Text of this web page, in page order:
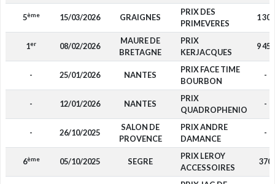
5ème 15/03/2026 GRAIGNES
PRIX DES
PRIMEVERES
1 300
1er 08/02/2026
MAURE DE
BRETAGNE
PRIX
KERJACQUES
9 450
- 25/01/2026 NANTES
PRIX FACE TIME
BOURBON
-
- 12/01/2026 NANTES
PRIX
QUADROPHENIO
-
- 26/10/2025
SALON DE
PROVENCE
PRIX ANDRE
DAMANCE
-
6ème 05/10/2025 SEGRE
PRIX LEROY
ACCESSOIRES
370